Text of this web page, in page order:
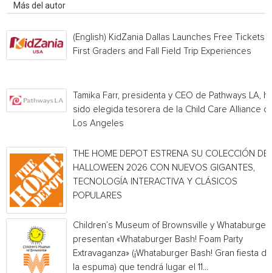
Más del autor
(English) KidZania Dallas Launches Free Tickets
First Graders and Fall Field Trip Experiences
Tamika Farr, presidenta y CEO de Pathways LA,
sido elegida tesorera de la Child Care Alliance of
Los Angeles
THE HOME DEPOT ESTRENA SU COLECCIÓN DE
HALLOWEEN 2026 CON NUEVOS GIGANTES,
TECNOLOGÍA INTERACTIVA Y CLÁSICOS
POPULARES
Children’s Museum of Brownsville y Whataburger
presentan «Whataburger Bash! Foam Party
Extravaganza» (¡Whataburger Bash! Gran fiesta de
la espuma) que tendrá lugar el 11...